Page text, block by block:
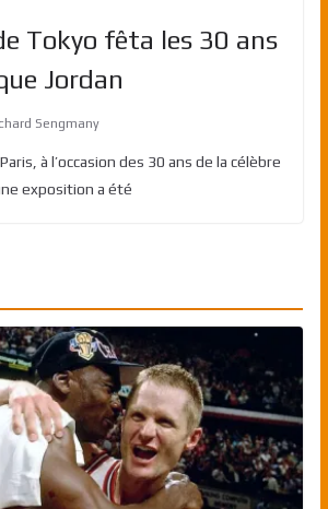
Tokyo fêta les 30 ans
Jordan
Sengmany
à l’occasion des 30 ans de la célèbre
exposition a été